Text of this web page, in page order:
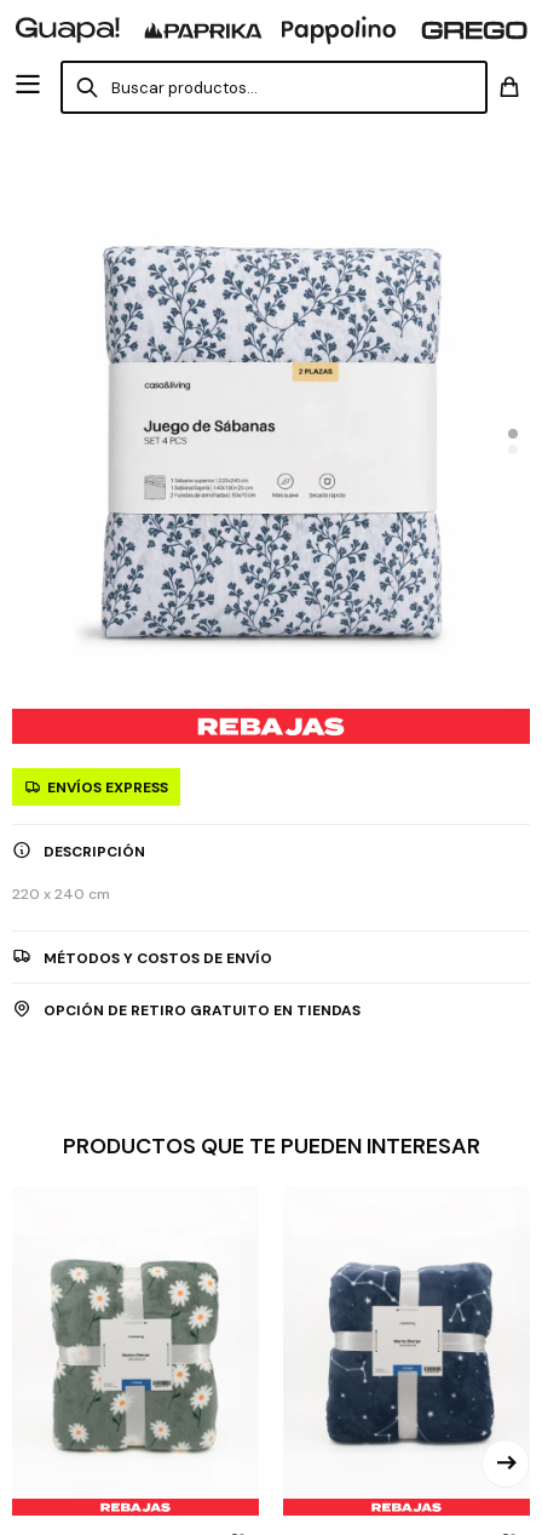
ENVÍOS EXPRESS
DESCRIPCIÓN
220 x 240 cm
MÉTODOS Y COSTOS DE ENVÍO
OPCIÓN DE RETIRO GRATUITO EN TIENDAS
PRODUCTOS QUE TE PUEDEN INTERESAR